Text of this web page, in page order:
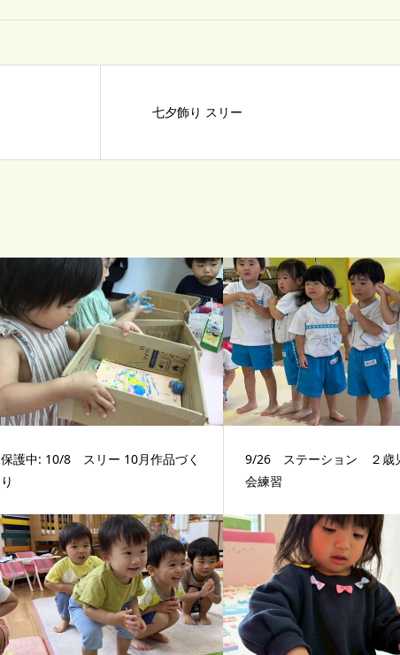
七夕飾り スリー
保護中: 10/8 スリー 10月作品づく
り
9/26 ステーション ２歳
会練習